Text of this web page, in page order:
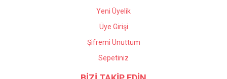
Yeni Üyelik
Üye Girişi
Şifremi Unuttum
Sepetiniz